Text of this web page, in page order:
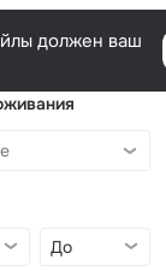
должен ваш